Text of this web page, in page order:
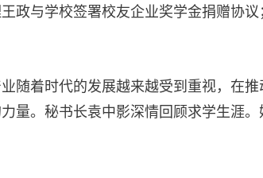
政与学校签署校友企业奖学金捐赠协
随着时代的发展越来越受到重视，在
量。秘书长袁中影深情回顾求学生涯